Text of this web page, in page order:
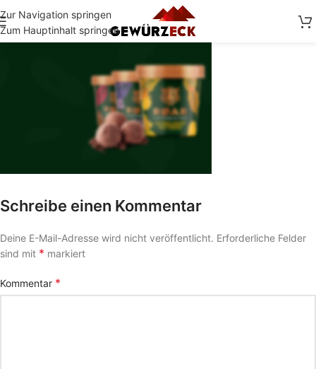
Zur Navigation springen
Zum Hauptinhalt springen
Schreibe einen Kommentar
Deine E-Mail-Adresse wird nicht veröffentlicht. Erforderliche Felder
sind mit * markiert
Kommentar *